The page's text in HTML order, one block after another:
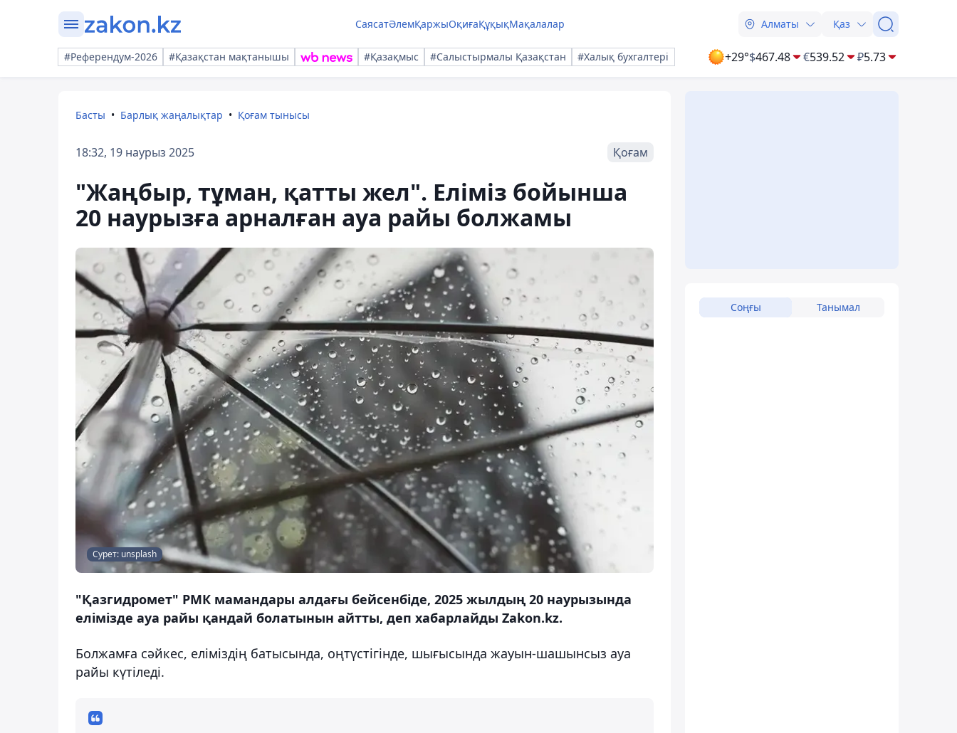
СаясатӘлемҚаржыОқиғаҚұқықМақалалар Алматы Қаз
#Референдум-2026 #Қазақстан мақтанышы #Қазақмыс #Салыстырмалы Қазақстан #Халық бухгалтері +29°$467.48 €539.52 ₽5.73
Басты Барлық жаңалықтар Қоғам тынысы
18:32, 19 наурыз 2025 Қоғам
"Жаңбыр, тұман, қатты жел". Еліміз бойынша
20 наурызға арналған ауа райы болжамы
Сурет: unsplash
"Қазгидромет" РМК мамандары алдағы бейсенбіде, 2025 жылдың 20 наурызында
елімізде ауа райы қандай болатынын айтты, деп хабарлайды Zakon.kz.
Болжамға сәйкес, еліміздің батысында, оңтүстігінде, шығысында жауын-шашынсыз ауа
райы күтіледі.
Соңғы Танымал